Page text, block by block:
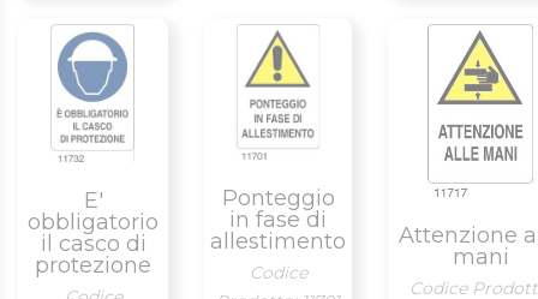
E'
obbligatorio
il casco di
protezione
Ponteggio
in fase di
allestimento
Codice
Attenzione
mani
Codice